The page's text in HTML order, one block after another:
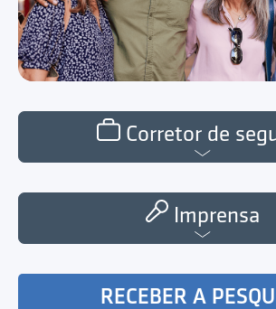
Corretor de
Imprensa
RECEBER A